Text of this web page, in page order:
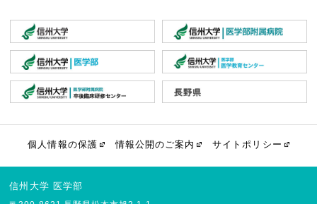
個人情報の保護 情報公開のご案内 サイトポリシー
信州大学 医学部